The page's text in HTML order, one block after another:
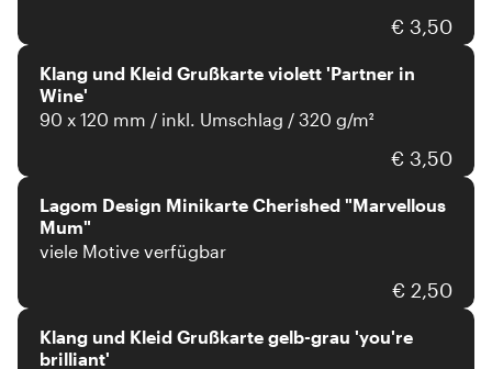
€ 3,50
Klang und Kleid
Klang und Kleid Grußkarte violett 'Partner in
Wine'
90 x 120 mm / inkl. Umschlag / 320 g/m²
€ 3,50
Lagom Design
Lagom Design Minikarte Cherished "Marvellous
Mum"
viele Motive verfügbar
€ 2,50
Klang und Kleid
Klang und Kleid Grußkarte gelb-grau 'you're
brilliant'